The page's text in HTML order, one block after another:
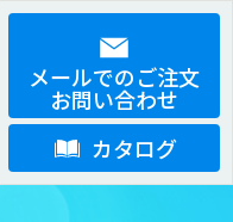
メールでのご注文
お問い合わせ
カタログ